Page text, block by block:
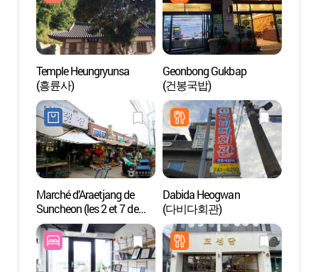
Temple Heungryunsa
(흥륜사)
Geonbong Gukbap
(건봉국밥)
Marché d’Araetjang de
Suncheon (les 2 et 7 de
chaque mois) (순천
아랫장 (2, 7일))
Dabida Heogwan
(다비다회관)